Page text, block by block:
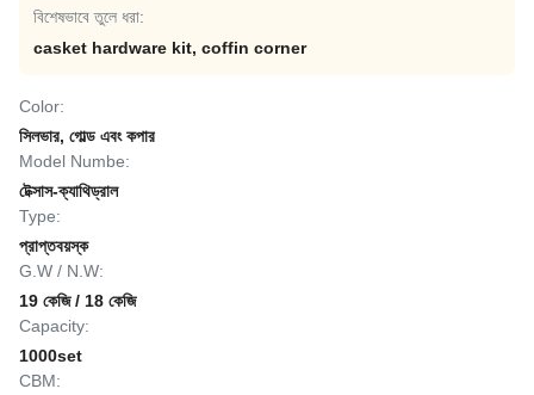
বিশেষভাবে তুলে ধরা:
casket hardware kit, coffin corner
Color:
সিলভার, গোল্ড এবং কপার
Model Numbe:
টেক্সাস-ক্যাথিড্রাল
Type:
প্রাপ্তবয়স্ক
G.W / N.W:
19 কেজি / 18 কেজি
Capacity:
1000set
CBM: